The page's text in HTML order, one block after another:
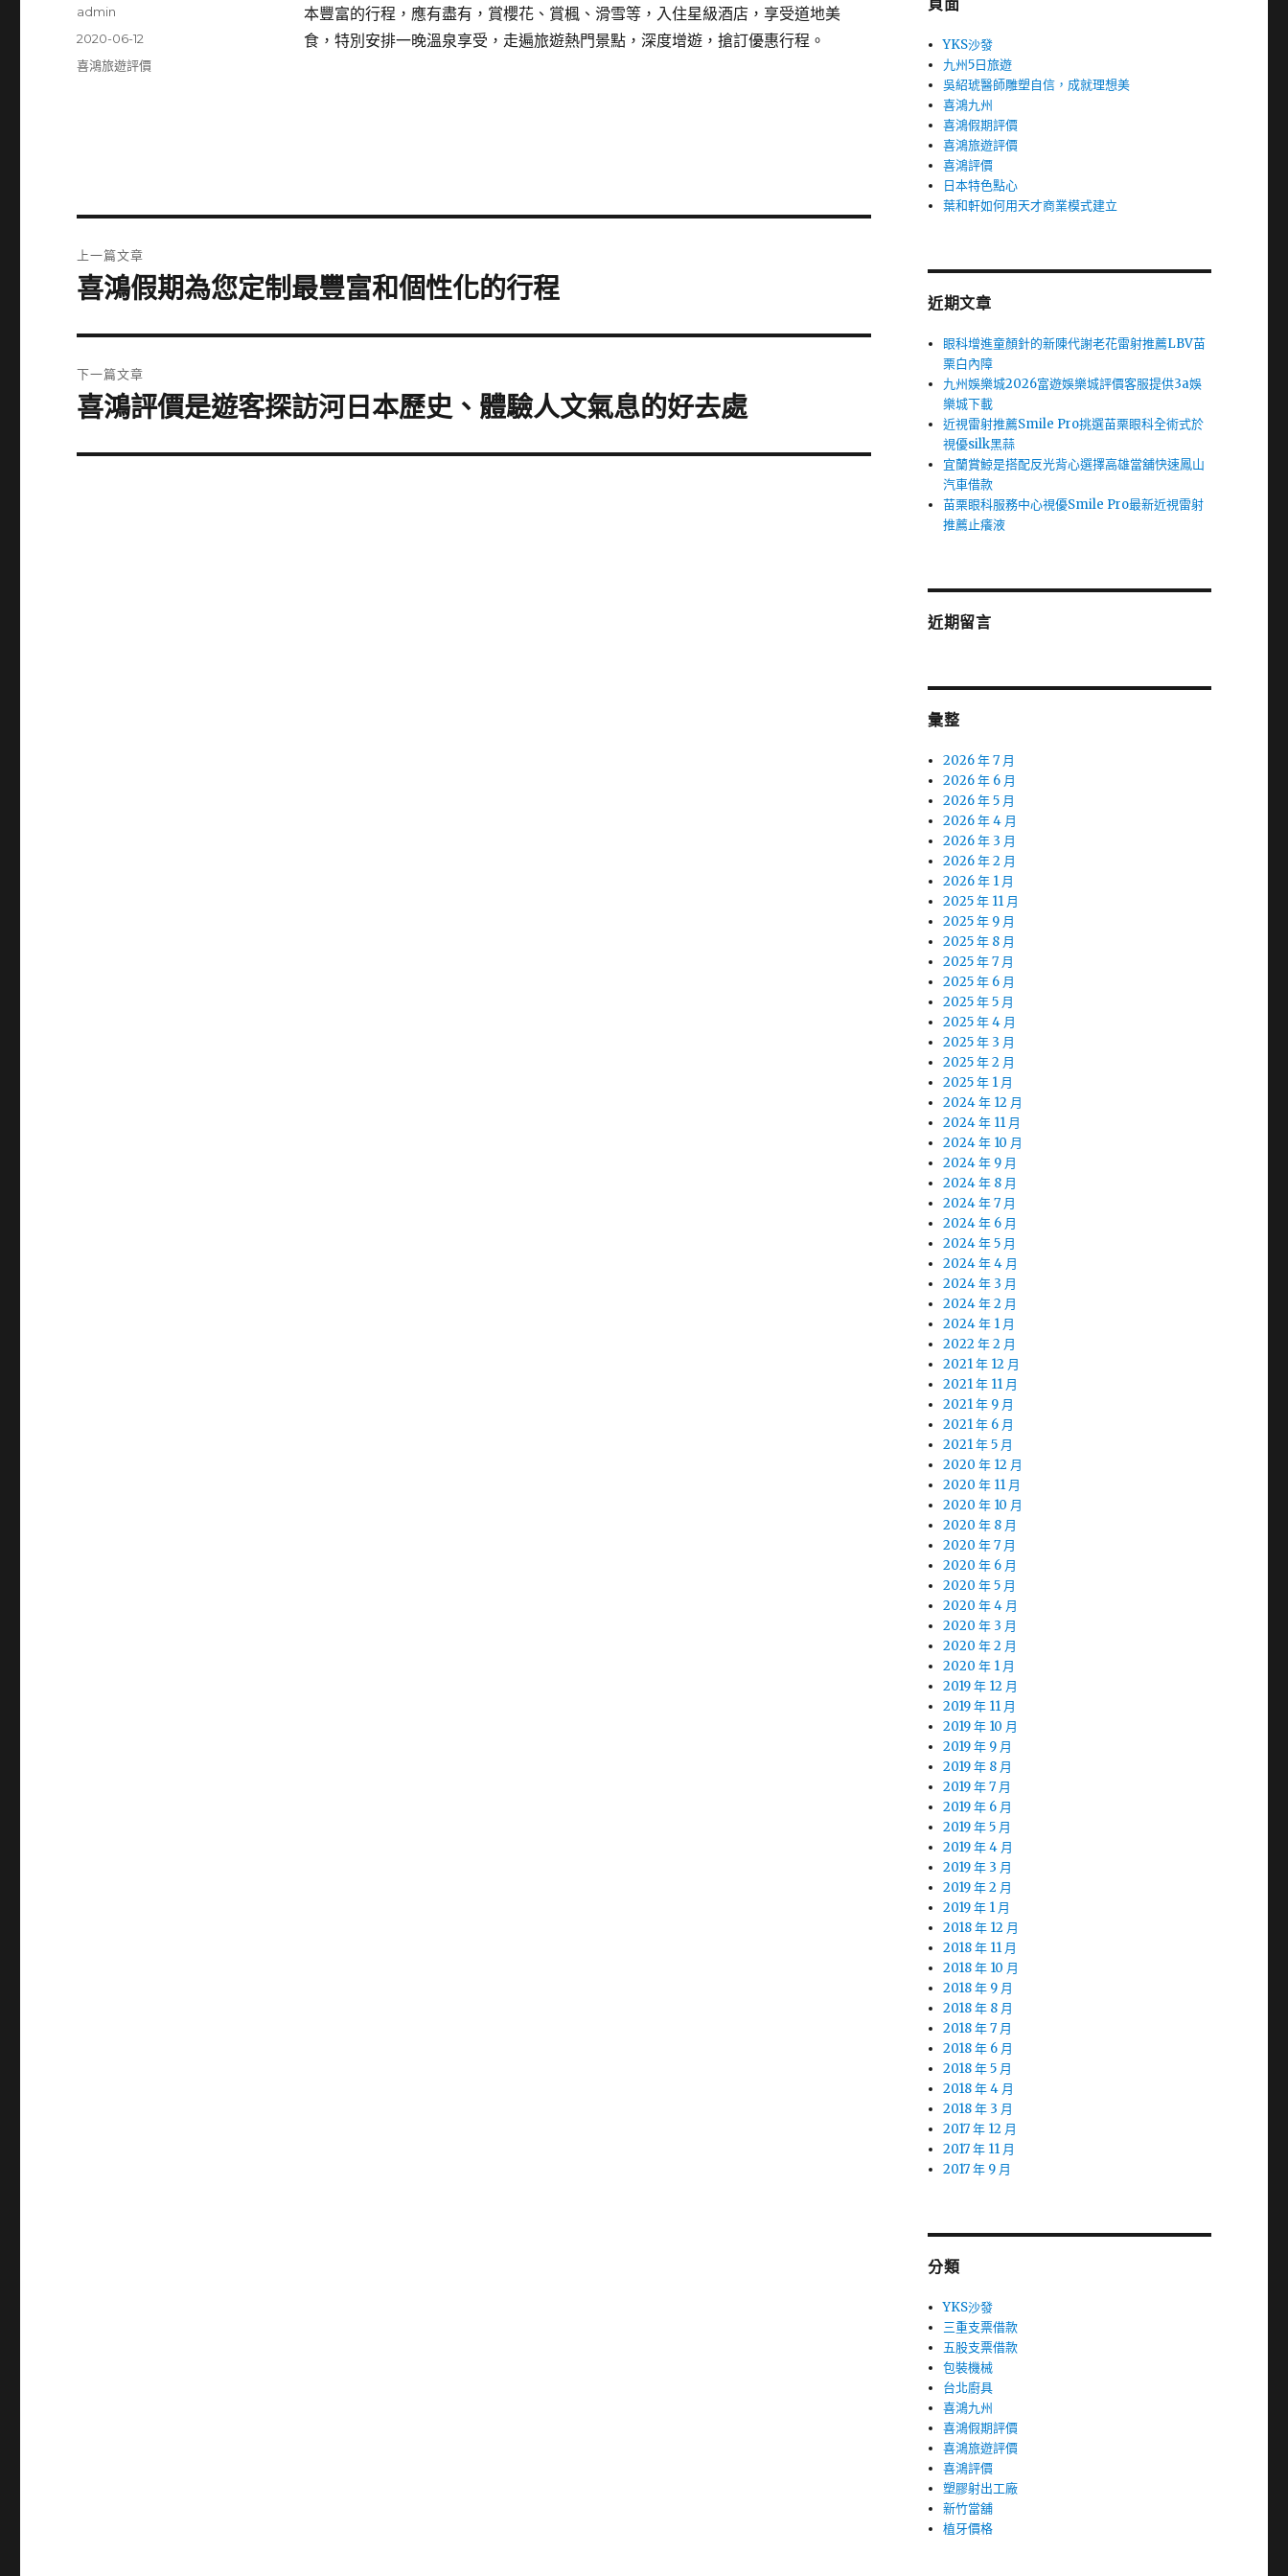
本豐富的行程，應有盡有，賞櫻花、賞楓、滑雪等，入住星級酒店，享受道地美
食，特別安排一晚溫泉享受，走遍旅遊熱門景點，深度增遊，搶訂優惠行程。
作
admin
發
佈
2020-06-12
分
喜鴻旅遊評價
章
上一篇文章
上
篇
文
章:
喜鴻假期為您定制最豐富和個性化的行程
下一篇文章
下
篇
喜鴻評價是遊客探訪河日本歷史、體驗人文氣息的好去處
頁面
YKS沙發
九州5日旅遊
吳紹琥醫師雕塑自信，成就理想美
喜鴻九州
喜鴻假期評價
喜鴻旅遊評價
喜鴻評價
日本特色點心
葉和軒如何用天才商業模式建立
近期文章
眼科增進童顏針的新陳代謝老花雷射推薦LBV苗
栗白內障
九州娛樂城2026富遊娛樂城評價客服提供3a娛
樂城下載
近視雷射推薦Smile Pro挑選苗栗眼科全術式於
視優silk黑蒜
宜蘭賞鯨是搭配反光背心選擇高雄當舖快速鳳山
汽車借款
苗栗眼科服務中心視優Smile Pro最新近視雷射
推薦止癢液
近期留言
彙整
2026 年 7 月
2026 年 6 月
2026 年 5 月
2026 年 4 月
2026 年 3 月
2026 年 2 月
2026 年 1 月
2025 年 11 月
2025 年 9 月
2025 年 8 月
2025 年 7 月
2025 年 6 月
2025 年 5 月
2025 年 4 月
2025 年 3 月
2025 年 2 月
2025 年 1 月
2024 年 12 月
2024 年 11 月
2024 年 10 月
2024 年 9 月
2024 年 8 月
2024 年 7 月
2024 年 6 月
2024 年 5 月
2024 年 4 月
2024 年 3 月
2024 年 2 月
2024 年 1 月
2022 年 2 月
2021 年 12 月
2021 年 11 月
2021 年 9 月
2021 年 6 月
2021 年 5 月
2020 年 12 月
2020 年 11 月
2020 年 10 月
2020 年 8 月
2020 年 7 月
2020 年 6 月
2020 年 5 月
2020 年 4 月
2020 年 3 月
2020 年 2 月
2020 年 1 月
2019 年 12 月
2019 年 11 月
2019 年 10 月
2019 年 9 月
2019 年 8 月
2019 年 7 月
2019 年 6 月
2019 年 5 月
2019 年 4 月
2019 年 3 月
2019 年 2 月
2019 年 1 月
2018 年 12 月
2018 年 11 月
2018 年 10 月
2018 年 9 月
2018 年 8 月
2018 年 7 月
2018 年 6 月
2018 年 5 月
2018 年 4 月
2018 年 3 月
2017 年 12 月
2017 年 11 月
2017 年 9 月
分類
YKS沙發
三重支票借款
五股支票借款
包裝機械
台北廚具
喜鴻九州
喜鴻假期評價
喜鴻旅遊評價
喜鴻評價
塑膠射出工廠
新竹當舖
植牙價格